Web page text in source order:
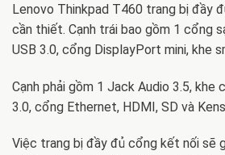
Lenovo Thinkpad T460 trang bị đầy
cần thiết. Cạnh trái bao gồm 1 cổng
USB 3.0, cổng DisplayPort mini, khe
Cạnh phải gồm 1 Jack Audio 3.5, khe
3.0, cổng Ethernet, HDMI, SD và
Việc trang bị đầy đủ cổng kết nối sẽ